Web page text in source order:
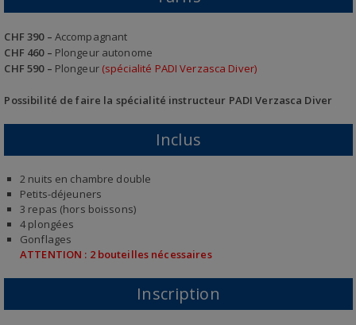
CHF 390 – Accompagnant
CHF 460 – Plongeur autonome
CHF 590 – Plongeur (spécialité PADI Verzasca Diver)
Possibilité de faire la spécialité instructeur PADI Verzasca Diver
Inclus
2 nuits en chambre double
Petits-déjeuners
3 repas (hors boissons)
4 plongées
Gonflages
ATTENTION : 2 bouteilles nécessaires
Inscription